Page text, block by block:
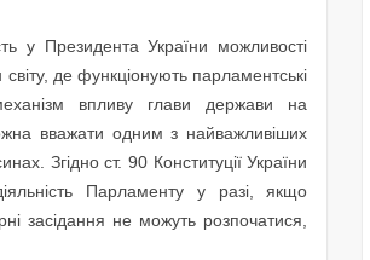
у Президента України можливості
де функціонують парламентські
впливу глави держави на
вважати одним з найважливіших
Згідно ст. 90 Конституції України
Парламенту у разі, якщо
засідання не можуть розпочатися,